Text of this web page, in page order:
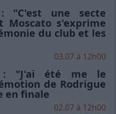
: "C'est une secte
Moscato s'exprime
du club et les
03.07 à 12h00
: "J'ai été me le
de Rodrigue
en finale
02.07 à 12h00